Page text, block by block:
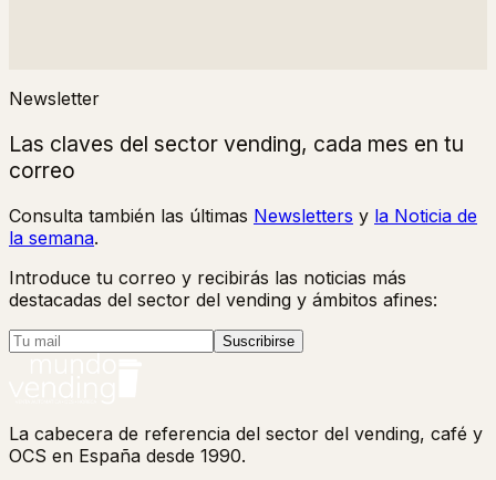
Newsletter
Las claves del sector vending, cada mes en tu
correo
Consulta también las últimas Newsletters y la Noticia de
la semana.
Introduce tu correo y recibirás las noticias más
destacadas del sector del vending y ámbitos afines:
Suscribirse
La cabecera de referencia del sector del vending, café y
OCS en España desde 1990.